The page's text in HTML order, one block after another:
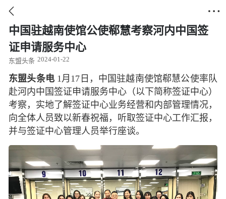
 
中国驻越南使馆公使郗慧考察河内中国签
证申请服务中心
东盟头条 2024-01-22
东盟头条电 1月17日，中国驻越南使馆郗慧公使率队
赴河内中国签证申请服务中心（以下简称签证中心）
考察，实地了解签证中心业务经营和内部管理情况，
向全体人员致以新春祝福，听取签证中心工作汇报，
并与签证中心管理人员举行座谈。